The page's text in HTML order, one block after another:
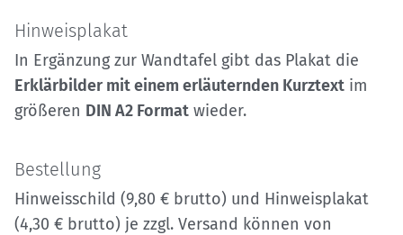
Hinweisplakat
In Ergänzung zur Wandtafel gibt das Plakat die
Erklärbilder mit einem erläuternden Kurztext im
größeren DIN A2 Format wieder.
Bestellung
Hinweisschild (9,80 € brutto) und Hinweisplakat
(4,30 € brutto) je zzgl. Versand können von